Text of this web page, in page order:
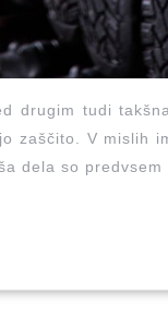
drugim tudi
zaščito. V mislih
dela so